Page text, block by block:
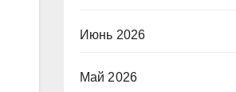
Июнь 2026
Май 2026